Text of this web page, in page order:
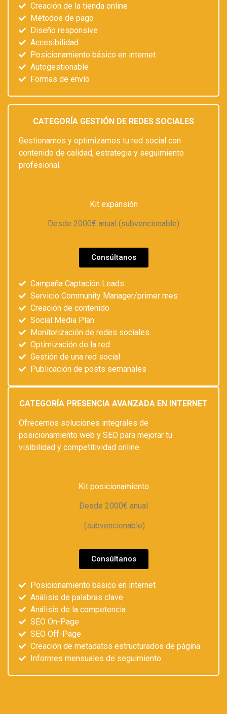
Creación de la tienda online
Métodos de pago
Diseño responsive
Accesibilidad
Posicionamiento básico en internet
Autogestionable
Formas de envío
CATEGORÍA GESTIÓN DE REDES SOCIALES
Gestionamos y optimizamos tu red social con
contenido de calidad, estrategia y seguimiento
profesional.
Kit expansión
Desde 2000€ anual (subvencionable)
Consúltanos
Campaña Captación Leads
Servicio Community Manager/primer mes
Creación de contenido
Social Media Plan
Monitorización de redes sociales
Optimización de la red
Gestión de una red social
Publicación de posts semanales
CATEGORÍA PRESENCIA AVANZADA EN INTERNET
Ofrecemos soluciones integrales de
posicionamiento web y SEO para mejorar tu
visibilidad y competitividad online.
Kit posicionamiento
Desde 2000€ anual
(subvencionable)
Consúltanos
Posicionamiento básico en internet
Análisis de palabras clave
Análisis de la competencia
SEO On-Page
SEO Off-Page
Creación de metadatos estructurados de página
Informes mensuales de seguimiento